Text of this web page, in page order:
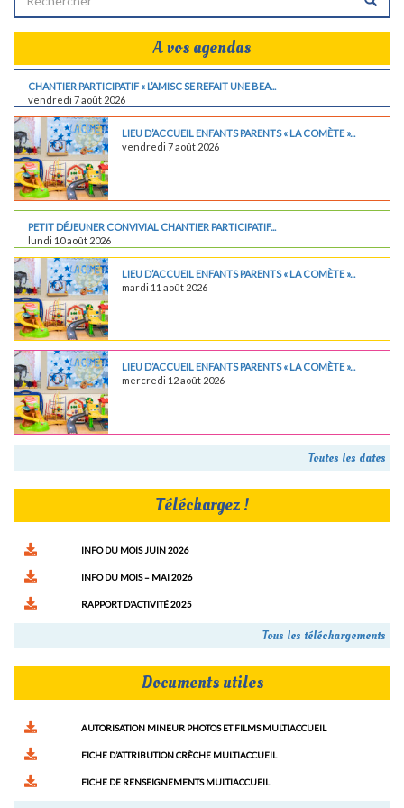
A vos agendas
CHANTIER PARTICIPATIF « L’AMISC SE REFAIT UNE BEA...
vendredi 7 août 2026
LIEU D’ACCUEIL ENFANTS PARENTS « LA COMÈTE »...
vendredi 7 août 2026
PETIT DÉJEUNER CONVIVIAL CHANTIER PARTICIPATIF...
lundi 10 août 2026
LIEU D’ACCUEIL ENFANTS PARENTS « LA COMÈTE »...
mardi 11 août 2026
LIEU D’ACCUEIL ENFANTS PARENTS « LA COMÈTE »...
mercredi 12 août 2026
Toutes les dates
Téléchargez !
INFO DU MOIS JUIN 2026
INFO DU MOIS – MAI 2026
RAPPORT D’ACTIVITÉ 2025
Tous les téléchargements
Documents utiles
AUTORISATION MINEUR PHOTOS ET FILMS MULTIACCUEIL
FICHE D’ATTRIBUTION CRÈCHE MULTIACCUEIL
FICHE DE RENSEIGNEMENTS MULTIACCUEIL